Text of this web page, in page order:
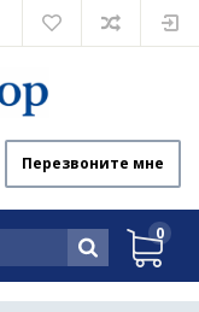
Перезвоните мне
0